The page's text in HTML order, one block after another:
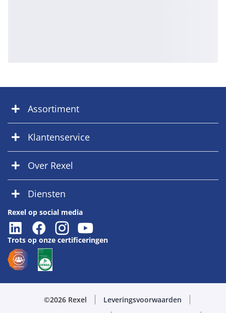
Assortiment
Klantenservice
Over Rexel
Diensten
Rexel op social media
Trots op onze certificeringen
©2026 Rexel
Leveringsvoorwaarden